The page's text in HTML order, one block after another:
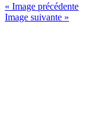
« Image précédente
Image suivante »